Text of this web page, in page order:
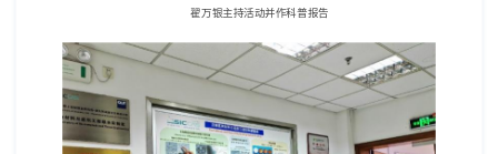
翟万银主持活动并作科普报告